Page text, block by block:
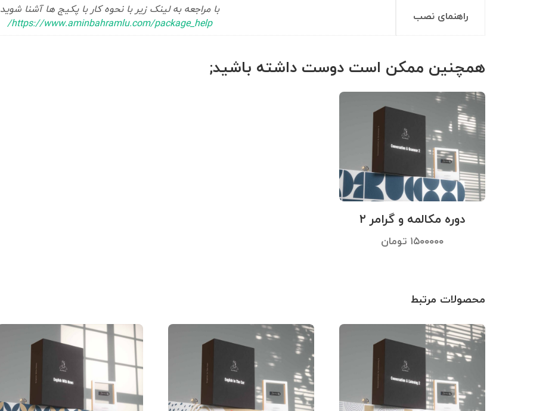
راهنمای نصب
با مراجعه به لینک زیر با نحوه کار با پکیج ها آشنا شوید
https://www.aminbahramlu.com/package_help/
همچنین ممکن است دوست داشته باشید;
دوره مکالمه و گرامر ۲
۱۵۰۰۰۰۰ تومان
محصولات مرتبط